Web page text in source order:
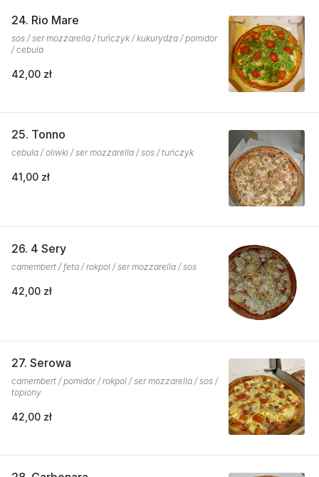
24. Rio Mare
sos / ser mozzarella / tuńczyk / kukurydza / pomidor
/ cebula
42,00 zł
25. Tonno
cebula / oliwki / ser mozzarella / sos / tuńczyk
41,00 zł
26. 4 Sery
camembert / feta / rokpol / ser mozzarella / sos
42,00 zł
27. Serowa
camembert / pomidor / rokpol / ser mozzarella / sos /
topiony
42,00 zł